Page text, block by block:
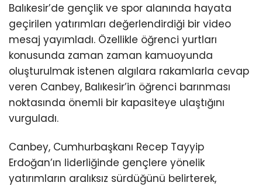
Balıkesir’de gençlik ve spor alanında hayata
geçirilen yatırımları değerlendirdiği bir video
mesaj yayımladı. Özellikle öğrenci yurtları
konusunda zaman zaman kamuoyunda
oluşturulmak istenen algılara rakamlarla cevap
veren Canbey, Balıkesir’in öğrenci barınması
noktasında önemli bir kapasiteye ulaştığını
vurguladı.
Canbey, Cumhurbaşkanı Recep Tayyip
Erdoğan’ın liderliğinde gençlere yönelik
yatırımların aralıksız sürdüğünü belirterek,